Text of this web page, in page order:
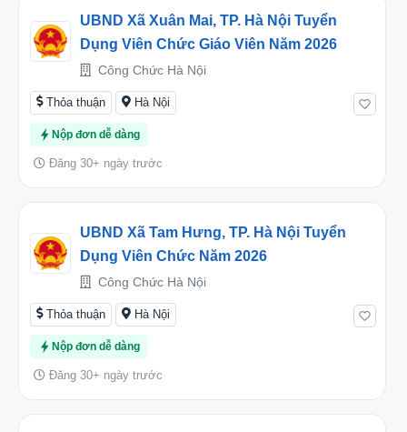
UBND Xã Xuân Mai, TP. Hà Nội Tuyển
Dụng Viên Chức Giáo Viên Năm 2026
Công Chức Hà Nội
Thỏa thuận Hà Nội
Nộp đơn dễ dàng
Đăng 30+ ngày trước
UBND Xã Tam Hưng, TP. Hà Nội Tuyển
Dụng Viên Chức Năm 2026
Công Chức Hà Nội
Thỏa thuận Hà Nội
Nộp đơn dễ dàng
Đăng 30+ ngày trước